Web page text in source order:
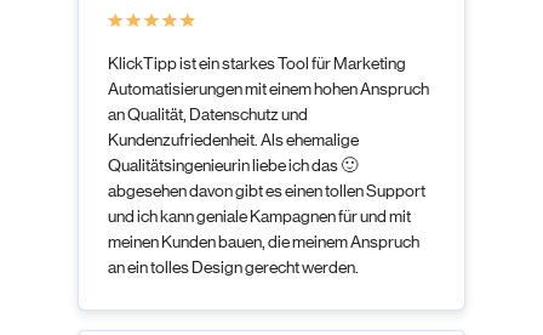
KlickTipp ist ein starkes Tool für Marketing
Automatisierungen mit einem hohen Anspruch
an Qualität, Datenschutz und
Kundenzufriedenheit. Als ehemalige
Qualitätsingenieurin liebe ich das 🙂
abgesehen davon gibt es einen tollen Support
und ich kann geniale Kampagnen für und mit
meinen Kunden bauen, die meinem Anspruch
an ein tolles Design gerecht werden.